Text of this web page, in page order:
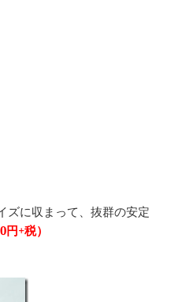
ズに収まって、抜群の安定
円+税）